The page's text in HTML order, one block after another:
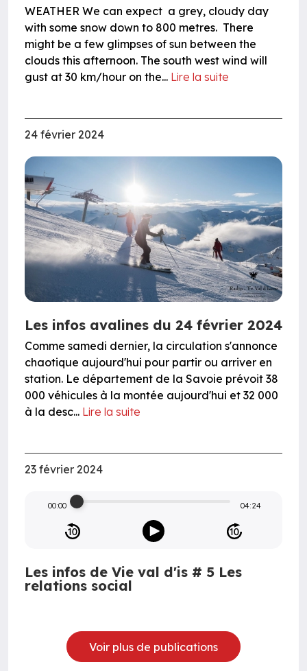
WEATHER We can expect a grey, cloudy day
with some snow down to 800 metres. There
might be a few glimpses of sun between the
clouds this afternoon. The south west wind will
gust at 30 km/hour on the... Lire la suite
24 février 2024
Les infos avalines du 24 février 2024
Comme samedi dernier, la circulation s'annonce
chaotique aujourd'hui pour partir ou arriver en
station. Le département de la Savoie prévoit 38
000 véhicules à la montée aujourd'hui et 32 000
à la desc... Lire la suite
23 février 2024
00:00 04:24
Les infos de Vie val d'is # 5 Les
relations social
Voir plus de publications